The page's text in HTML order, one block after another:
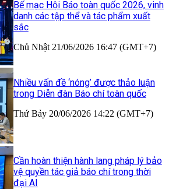
Bế mạc Hội Báo toàn quốc 2026, vinh
danh các tập thể và tác phẩm xuất
sắc
Chủ Nhật 21/06/2026 16:47 (GMT+7)
Nhiều vấn đề ‘nóng’ được thảo luận
trong Diễn đàn Báo chí toàn quốc
Thứ Bảy 20/06/2026 14:22 (GMT+7)
Cần hoàn thiện hành lang pháp lý bảo
vệ quyền tác giả báo chí trong thời
đại AI